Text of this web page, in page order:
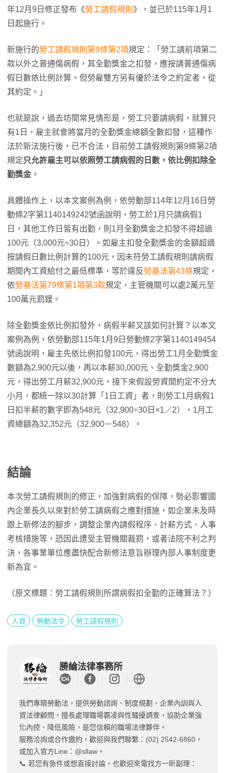
年12月9日修正發布《勞工請假規則 》，並已於115年1月1
日起施行。
新施行的勞工請假規則第9條第2項規定：「勞工請前項第二
款以外之普通傷病假，其全勤獎金之扣發，應按請普通傷病
假日數依比例計算。但勞雇雙方另有優於法令之約定者，從
其約定。」
也就是說，過去坊間常見情形是，勞工只要請病假，就算只
有1日，雇主就會將當月的全勤獎金總額全數扣發，這種作
法於新法施行後，已不合法，目前勞工請假規則第9條第2項
規定只允許雇主可以依照勞工請病假的日數，依比例扣除全
勤獎金 。
具體操作上，以本文案例為例，依勞動部114年12月16日勞
動條2字第1140149242號函說明，勞工於1月只請病假1
日，其他工作日皆有出勤，則1月全勤獎金之扣發不得超過
100元（3,000元÷30日）。如雇主扣發全勤獎金的金額超過
按請假日數比例計算的100元，因未符勞工請假規則請病假
期間內工資給付之最低標準，等於違反勞基法第43條規定，
依勞基法第79條第1項第3款規定，主管機關可以處2萬元至
100萬元罰鍰。
除全勤獎金依比例扣發外，病假半薪又該如何計算？以本文
案例為例，依勞動部115年1月9日勞動條2字第1140149454
號函說明，雇主先依比例扣發100元，得出勞工1月全勤獎金
數額為2,900元以後，再以本薪30,000元、全勤獎金2,900
元，得出勞工月薪32,900元，接下來假設勞資間約定不分大
小月，都統一除以30計算「1日工資」者，則勞工1月病假1
日扣半薪的數字即為548元（32,900÷30日×1／2），1月工
資總額為32,352元（32,900－548）。
結論
本次勞工請假規則的修正，加強對病假的保障，勢必影響國
內企業長久以來對於勞工請病假之應對措施，如企業未及時
跟上新修法的腳步，調整企業內請假程序、計薪方式、人事
考核措施等，恐因此遭受主管機關裁罰，或者法院不利之判
決，各事業單位應盡快配合新修法意旨辦理內部人事制度更
新為宜。
（原文標題：勞工請假規則所謂病假扣全勤的正確算法？）
人資 勞動法令 勞工請假規則
勝綸法律事務所
我們專精勞動法，提供勞動諮詢、制度規劃、企業內訓與人
資法律顧問，擅長處理職場霸凌與性騷擾調查，協助企業強
化內控、降低風險，是您信賴的職場法律夥伴。
服務洽詢或合作邀約，歡迎與我們聯繫：(02) 2542-6860，
或加入官方Line：@sllaw。
📞 若您有急件或想直接討論，也歡迎來電找方一昕副理：